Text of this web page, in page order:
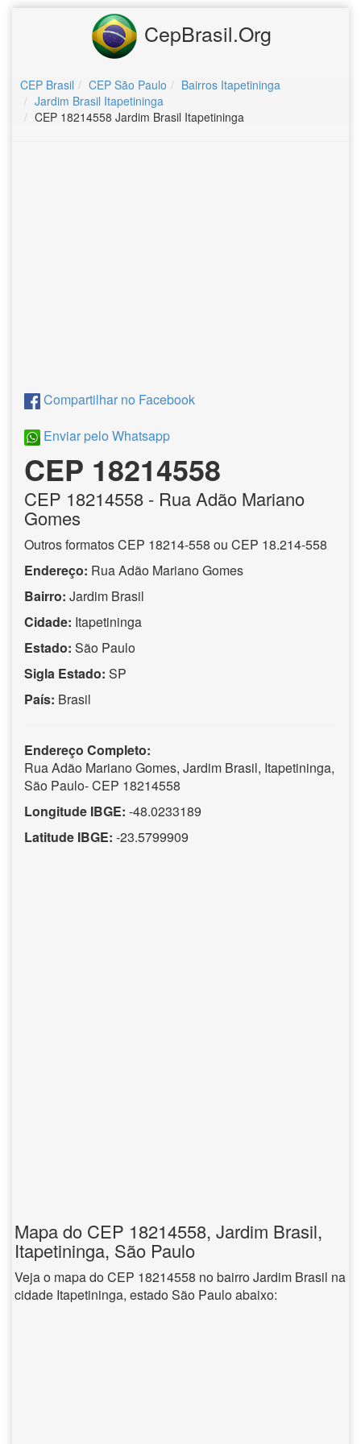
CepBrasil.Org
CEP Brasil CEP São Paulo
Bairros Itapetininga
Jardim Brasil Itapetininga
CEP 18214558 Jardim Brasil Itapetininga
Compartilhar no Facebook
Enviar pelo Whatsapp
CEP 18214558
CEP 18214558 - Rua Adão Mariano
Gomes
Outros formatos CEP 18214-558 ou CEP 18.214-558
Endereço: Rua Adão Mariano Gomes
Bairro: Jardim Brasil
Cidade: Itapetininga
Estado: São Paulo
Sigla Estado: SP
País: Brasil
Endereço Completo:
Rua Adão Mariano Gomes, Jardim Brasil, Itapetininga,
São Paulo- CEP 18214558
Longitude IBGE: -48.0233189
Latitude IBGE: -23.5799909
Mapa do CEP 18214558, Jardim Brasil,
Itapetininga, São Paulo
Veja o mapa do CEP 18214558 no bairro Jardim Brasil na
cidade Itapetininga, estado São Paulo abaixo: